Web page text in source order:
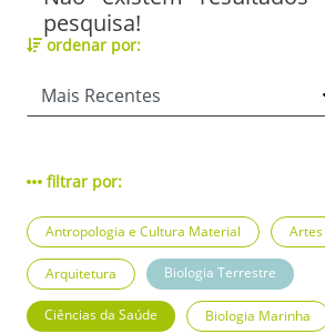
pesquisa!
ordenar por:
filtrar por:
Antropologia e Cultura Material
Arquitetura Biologia Terrestre
Ciências da Saúde Biologia Marinha